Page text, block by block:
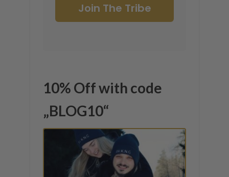
Join The Tribe
10% Off with code
„BLOG10“